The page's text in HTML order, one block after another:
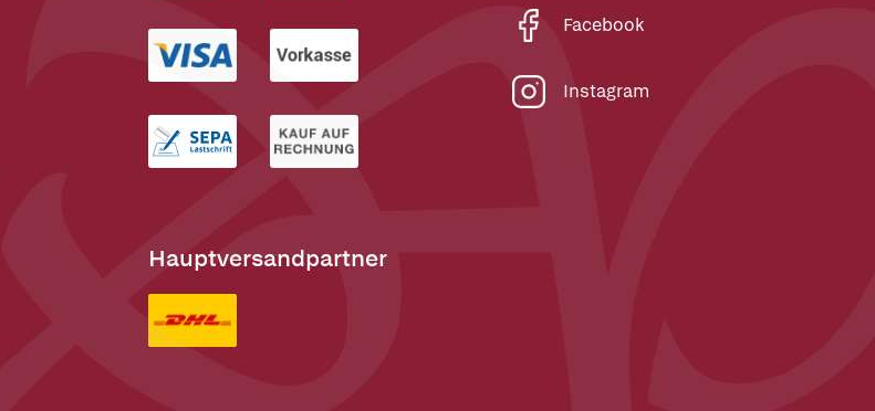
Hauptversandpartner
Facebook
Instagram